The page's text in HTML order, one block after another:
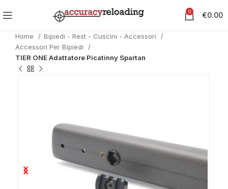
0 €0.00
Home
Bipiedi - Rest - Cuscini - Accessori
Accessori Per Bipiedi
TIER ONE Adattatore Picatinny Spartan